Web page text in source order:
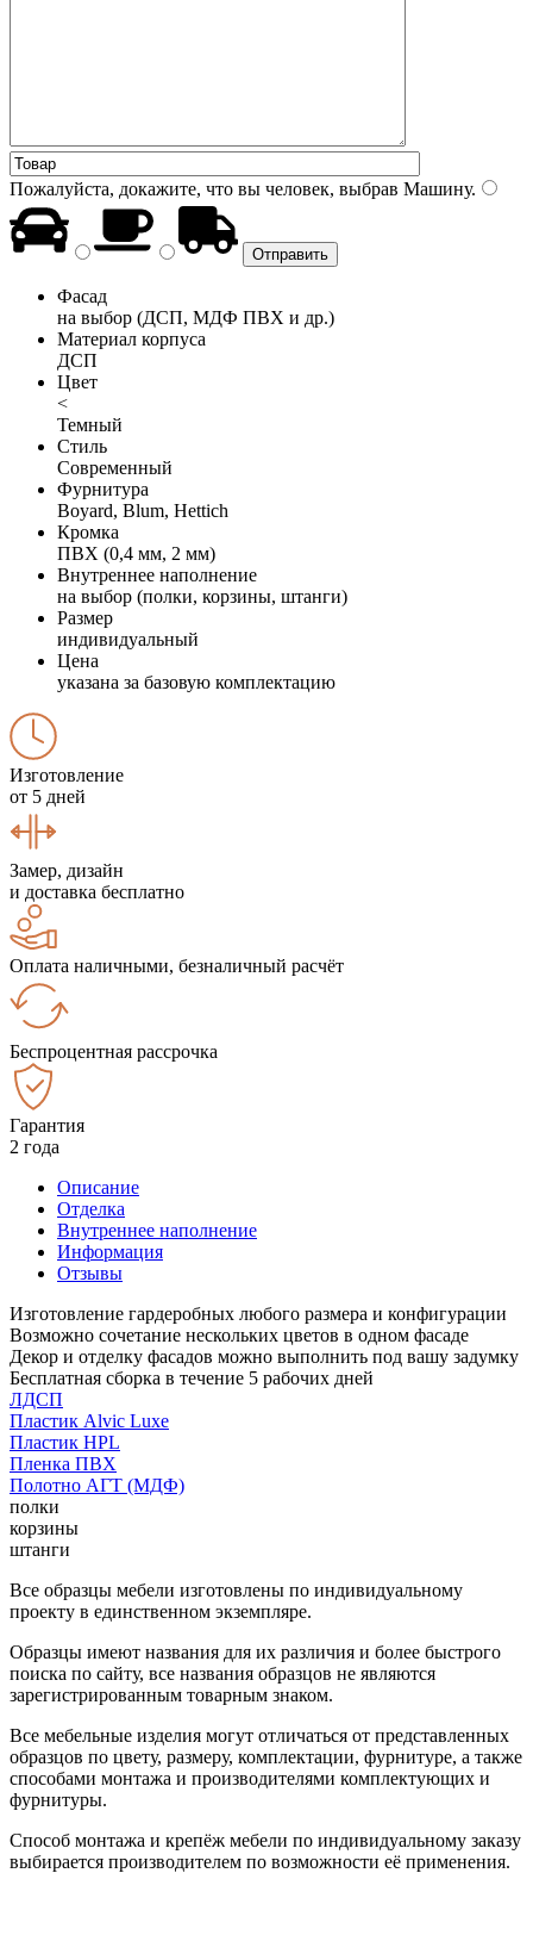
Пожалуйста, докажите, что вы человек, выбрав Машину.
Фасад
на выбор (ДСП, МДФ ПВХ и др.)
Материал корпуса
ДСП
Цвет
<
Темный
Стиль
Современный
Фурнитура
Boyard, Blum, Hettich
Кромка
ПВХ (0,4 мм, 2 мм)
Внутреннее наполнение
на выбор (полки, корзины, штанги)
Размер
индивидуальный
Цена
указана за базовую комплектацию
Изготовление
от 5 дней
Замер, дизайн
и доставка бесплатно
Оплата наличными, безналичный расчёт
Беспроцентная рассрочка
Гарантия
2 года
Описание
Отделка
Внутреннее наполнение
Информация
Отзывы
Изготовление гардеробных любого размера и конфигурации
Возможно сочетание нескольких цветов в одном фасаде
Декор и отделку фасадов можно выполнить под вашу задумку
Бесплатная сборка в течение 5 рабочих дней
ЛДСП
Пластик Alvic Luxe
Пластик HPL
Пленка ПВХ
Полотно АГТ (МДФ)
полки
корзины
штанги
Все образцы мебели изготовлены по индивидуальному
проекту в единственном экземпляре.
Образцы имеют названия для их различия и более быстрого
поиска по сайту, все названия образцов не являются
зарегистрированным товарным знаком.
Все мебельные изделия могут отличаться от представленных
образцов по цвету, размеру, комплектации, фурнитуре, а также
способами монтажа и производителями комплектующих и
фурнитуры.
Способ монтажа и крепёж мебели по индивидуальному заказу
выбирается производителем по возможности её применения.